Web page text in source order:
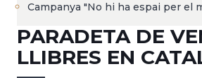
Campanya "No hi ha espai per el
PARADETA DE
LLIBRES EN